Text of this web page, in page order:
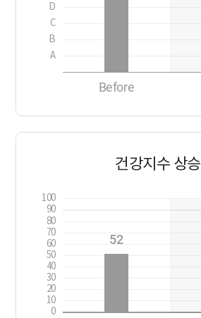
Before
D
C
B
A
건강지수 상승
52
100
90
80
70
60
50
40
30
20
10
0